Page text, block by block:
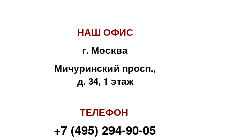
НАШ ОФИС
г. Москва
Мичуринский просп.,
д. 34, 1 этаж
ТЕЛЕФОН
+7 (495) 294-90-05